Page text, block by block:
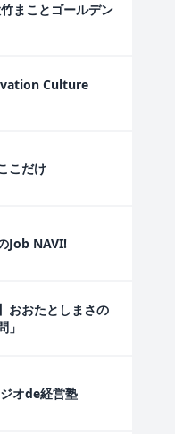
まことゴールデン
Culture
こだけ
Job NAVI!
おおたとしまさの
」
オde経営塾